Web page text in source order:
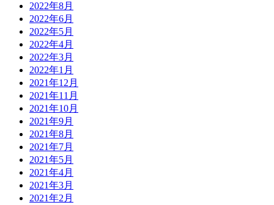
2022年8月
2022年6月
2022年5月
2022年4月
2022年3月
2022年1月
2021年12月
2021年11月
2021年10月
2021年9月
2021年8月
2021年7月
2021年5月
2021年4月
2021年3月
2021年2月